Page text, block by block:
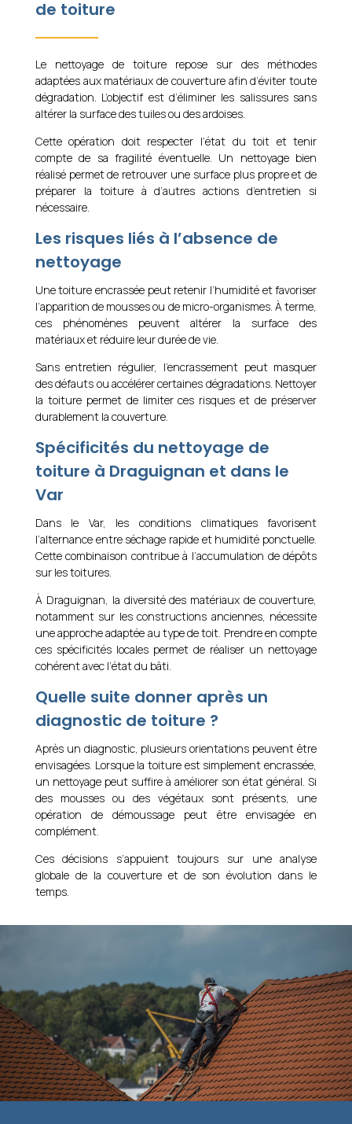
de toiture
Le nettoyage de toiture repose sur des méthodes
adaptées aux matériaux de couverture afin d’éviter toute
dégradation. L’objectif est d’éliminer les salissures sans
altérer la surface des tuiles ou des ardoises.
Cette opération doit respecter l’état du toit et tenir
compte de sa fragilité éventuelle. Un nettoyage bien
réalisé permet de retrouver une surface plus propre et de
préparer la toiture à d’autres actions d’entretien si
nécessaire.
Les risques liés à l’absence de
nettoyage
Une toiture encrassée peut retenir l’humidité et favoriser
l’apparition de mousses ou de micro-organismes. À terme,
ces phénomènes peuvent altérer la surface des
matériaux et réduire leur durée de vie.
Sans entretien régulier, l’encrassement peut masquer
des défauts ou accélérer certaines dégradations. Nettoyer
la toiture permet de limiter ces risques et de préserver
durablement la couverture.
Spécificités du nettoyage de
toiture à Draguignan et dans le
Var
Dans le Var, les conditions climatiques favorisent
l’alternance entre séchage rapide et humidité ponctuelle.
Cette combinaison contribue à l’accumulation de dépôts
sur les toitures.
À Draguignan, la diversité des matériaux de couverture,
notamment sur les constructions anciennes, nécessite
une approche adaptée au type de toit. Prendre en compte
ces spécificités locales permet de réaliser un nettoyage
cohérent avec l’état du bâti.
Quelle suite donner après un
diagnostic de toiture ?
Après un diagnostic, plusieurs orientations peuvent être
envisagées. Lorsque la toiture est simplement encrassée,
un nettoyage peut suffire à améliorer son état général. Si
des mousses ou des végétaux sont présents, une
opération de démoussage peut être envisagée en
complément.
Ces décisions s’appuient toujours sur une analyse
globale de la couverture et de son évolution dans le
temps.